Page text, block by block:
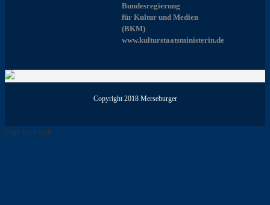
Bundesregierung
für Kultur und Medien
(BKM)
www.kulturstaatsministerin.de
Copyright 2018 Merseburger
Page load link